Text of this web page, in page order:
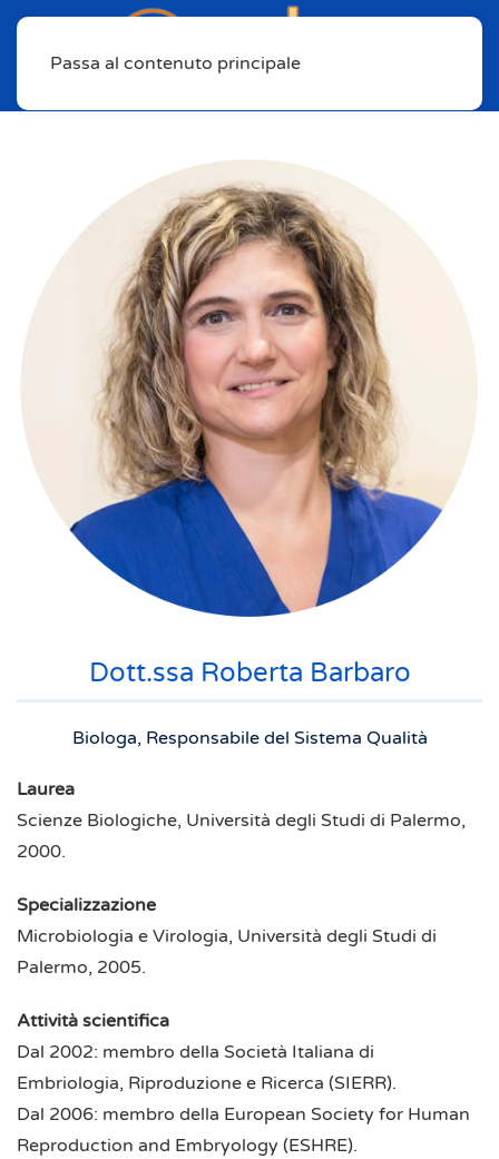
Passa al contenuto principale
Dott.ssa Roberta Barbaro
Biologa, Responsabile del Sistema Qualità
Laurea
Scienze Biologiche, Università degli Studi di Palermo,
2000.
Specializzazione
Microbiologia e Virologia, Università degli Studi di
Palermo, 2005.
Attività scientifica
Dal 2002: membro della Società Italiana di
Embriologia, Riproduzione e Ricerca (SIERR).
Dal 2006: membro della European Society for Human
Reproduction and Embryology (ESHRE).